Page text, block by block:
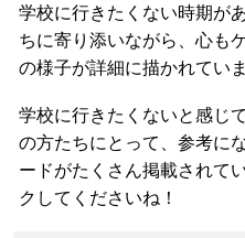
学校に行きたくない時期が
ちに寄り添いながら、心も
の様子が詳細に描かれていま
学校に行きたくないと感じ
の方たちにとって、参考に
ードがたくさん掲載されて
クしてくださいね！